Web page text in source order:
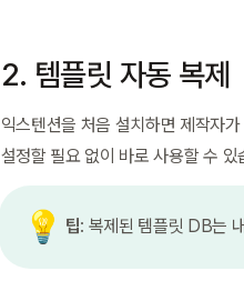
2. 템플릿 자동 복제
익스텐션을 처음 설치하면 제작자
설정할 필요 없이 바로 사용할 수 있
💡 팁: 복제된 템플릿 DB는